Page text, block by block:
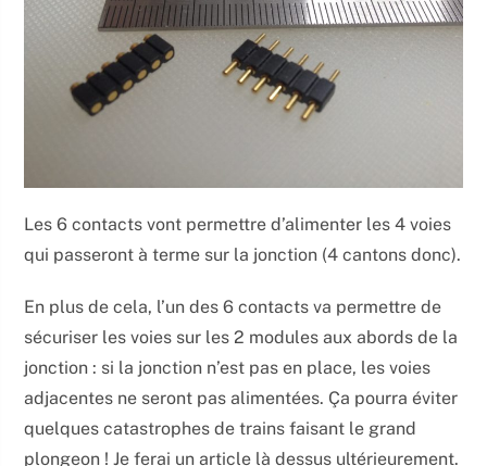
Les 6 contacts vont permettre d’alimenter les 4 voies
qui passeront à terme sur la jonction (4 cantons donc).
En plus de cela, l’un des 6 contacts va permettre de
sécuriser les voies sur les 2 modules aux abords de la
jonction : si la jonction n’est pas en place, les voies
adjacentes ne seront pas alimentées. Ça pourra éviter
quelques catastrophes de trains faisant le grand
plongeon ! Je ferai un article là dessus ultérieurement.